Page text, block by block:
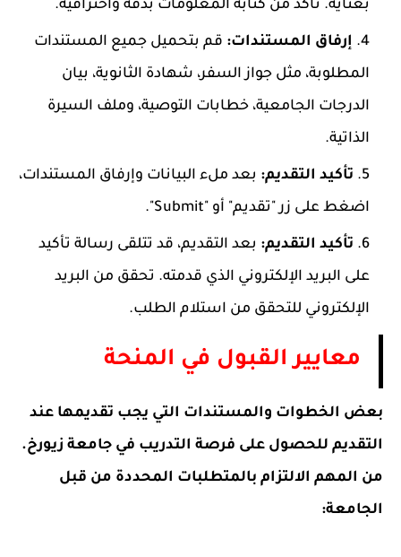
بعناية. تأكد من كتابة المعلومات بدقة واحترافية.
إرفاق المستندات: قم بتحميل جميع المستندات
المطلوبة، مثل جواز السفر، شهادة الثانوية، بيان
الدرجات الجامعية، خطابات التوصية، وملف السيرة
الذاتية.
تأكيد التقديم: بعد ملء البيانات وإرفاق المستندات،
اضغط على زر "تقديم" أو "Submit".
تأكيد التقديم: بعد التقديم، قد تتلقى رسالة تأكيد
على البريد الإلكتروني الذي قدمته. تحقق من البريد
الإلكتروني للتحقق من استلام الطلب.
معايير القبول في المنحة
بعض الخطوات والمستندات التي يجب تقديمها عند
التقديم للحصول على فرصة التدريب في جامعة زيورخ.
من المهم الالتزام بالمتطلبات المحددة من قبل
الجامعة: